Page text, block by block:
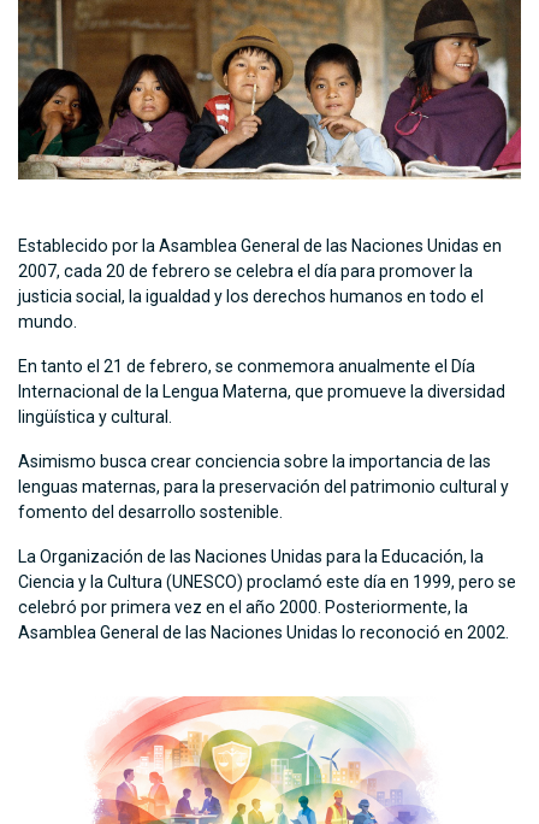
Establecido por la Asamblea General de las Naciones Unidas en
2007, cada 20 de febrero se celebra el día para promover la
justicia social, la igualdad y los derechos humanos en todo el
mundo.
En tanto el 21 de febrero, se conmemora anualmente el Día
Internacional de la Lengua Materna, que promueve la diversidad
lingüística y cultural.
Asimismo busca crear conciencia sobre la importancia de las
lenguas maternas, para la preservación del patrimonio cultural y
fomento del desarrollo sostenible.
La Organización de las Naciones Unidas para la Educación, la
Ciencia y la Cultura (UNESCO) proclamó este día en 1999, pero se
celebró por primera vez en el año 2000. Posteriormente, la
Asamblea General de las Naciones Unidas lo reconoció en 2002.